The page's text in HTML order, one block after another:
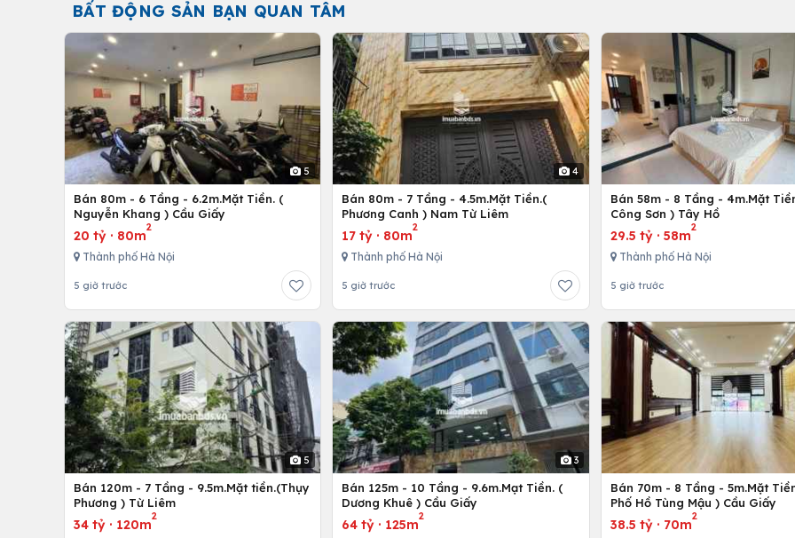
BẤT ĐỘNG SẢN BẠN QUAN TÂM
5
Bán 80m - 6 Tầng - 6.2m.Mặt Tiền. (
Nguyễn Khang ) Cầu Giấy
20 tỷ · 80m
2
Thành phố Hà Nội
5 giờ trước
4
Bán 80m - 7 Tầng - 4.5m.Mặt Tiền.(
Phương Canh ) Nam Từ Liêm
17 tỷ · 80m
2
Thành phố Hà Nội
5 giờ trước
Bán 58m - 8 Tầng - 4m.Mặt
Công Sơn ) Tây Hồ
29.5 tỷ· 58m
2
Thành phố Hà Nội
5 giờ trước
5
Bán 120m - 7 Tầng - 9.5m.Mặt tiền.(Thụy
Phương ) Từ Liêm
34 tỷ · 120m
2
3
Bán 125m - 10 Tầng - 9.6m.Mạt Tiền. (
Dương Khuê ) Cầu Giấy
64 tỷ · 125m
2
Bán 70m - 8 Tầng - 5m.Mặt
Phố Hồ Tùng Mậu ) Cầu Giấy
38.5 tỷ· 70m
2